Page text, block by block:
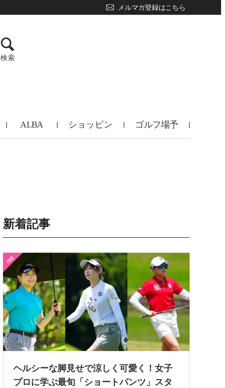
ALBA ショッピン ゴルフ場予
メルマガ登録はこちら
検索
新着記事
ヘルシーな脚見せで涼しく可愛く！女子
プロに学ぶ最旬「ショートパンツ」スタ